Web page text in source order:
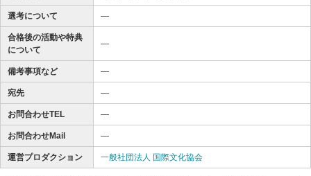
選考について ―
合格後の活動や特典
について
―
備考事項など ―
宛先 ―
お問合わせTEL ―
お問合わせMail ―
運営プロダクション 一般社団法人 国際文化協会